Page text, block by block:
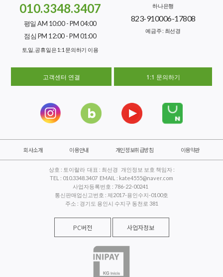
010.3348.3407
평일 AM 10:00 - PM 04:00
점심 PM 12:00 - PM 01:00
토,일, 공휴일은 1:1 문의하기 이용
하나은행
823-910006-17808
예금주 : 최선경
고객센터 연결 1:1 문의하기
회사소개 이용안내 개인정보취급방침 이용약관
상호 : 토이랄라 대표 : 최선경 개인정보 보호 책임자 :
TEL : 010.3348.3407 EMAIL : kate4555@naver.com
사업자등록번호 : 786-22-00241
통신판매업신고번호 : 제2017-용인수지-0100호
주소 : 경기도 용인시 수지구 동천로 381
PC버전 사업자정보